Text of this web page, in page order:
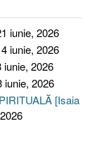
iunie, 2026
iunie, 2026
iunie, 2026
iunie, 2026
[Isaia